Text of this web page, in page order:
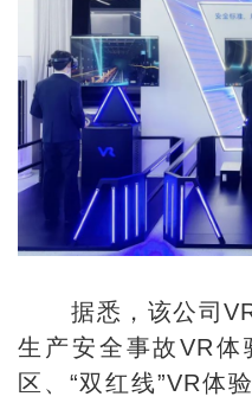
据悉，该公司VR
生产安全事故VR体
区、“双红线”VR体